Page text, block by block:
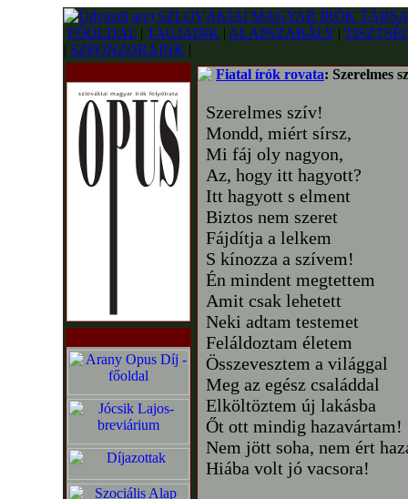
FŐOLDAL | TAGJAINK | ALAPSZABÁLY |
| SZPONZORAINK |
Fiatal írók rovata: Szerelmes
Szerelmes szív!
Mondd, miért sírsz,
Mi fáj oly nagyon,
Az, hogy itt hagyott?
Itt hagyott s elment
Biztos nem szeret
Fájdítja a lelkem
S kínozza a szívem!
Én mindent megtettem
Amit csak lehetett
Neki adtam testemet
Feláldoztam életem
Összevesztem a világgal
Meg az egész családdal
Elköltöztem új lakásba
Őt ott mindig hazavártam!
Nem jött soha, nem ért
Hiába volt jó vacsora!